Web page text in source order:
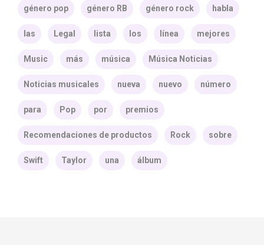
género pop género RB género rock habla
las Legal lista los línea mejores
Music más música Música Noticias
Noticias musicales nueva nuevo número
para Pop por premios
Recomendaciones de productos Rock sobre
Swift Taylor una álbum